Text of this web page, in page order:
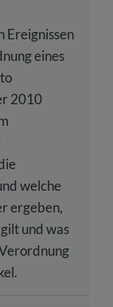
Ereignissen
eines
2010
welche
ergeben,
und was